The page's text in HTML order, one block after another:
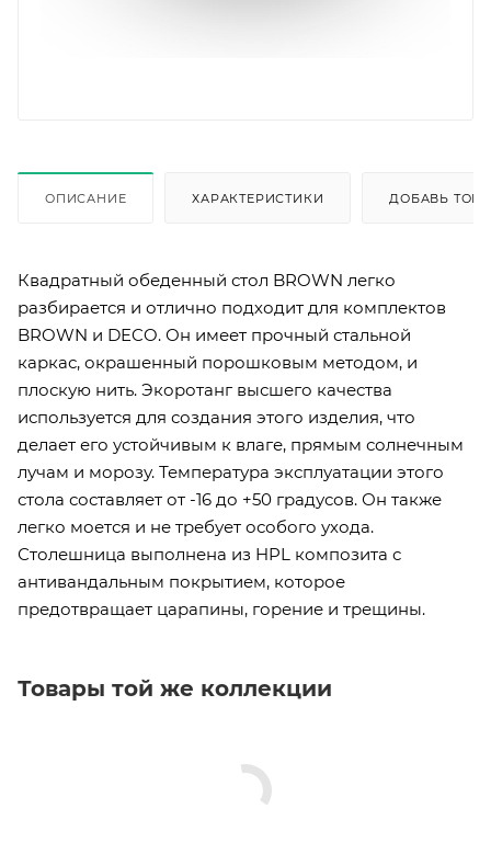
ОПИСАНИЕ ХАРАКТЕРИСТИКИ ДОБАВЬ
Квадратный обеденный стол BROWN легко
разбирается и отлично подходит для комплектов
BROWN и DECO. Он имеет прочный стальной
каркас, окрашенный порошковым методом, и
плоскую нить. Экоротанг высшего качества
используется для создания этого изделия, что
делает его устойчивым к влаге, прямым солнечным
лучам и морозу. Температура эксплуатации этого
стола составляет от -16 до +50 градусов. Он также
легко моется и не требует особого ухода.
Столешница выполнена из HPL композита с
антивандальным покрытием, которое
предотвращает царапины, горение и трещины.
Товары той же коллекции